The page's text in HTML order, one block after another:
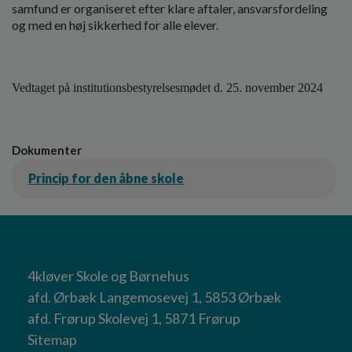
samfund er organiseret efter klare aftaler, ansvarsfordeling
og med en høj sikkerhed for alle elever.
Vedtaget på institutionsbestyrelsesmødet d. 25. november 2024
Dokumenter
Princip for den åbne skole
4kløver Skole og Børnehus
afd. Ørbæk Langemosevej 1, 5853 Ørbæk
afd. Frørup Skolevej 1, 5871 Frørup
Sitemap